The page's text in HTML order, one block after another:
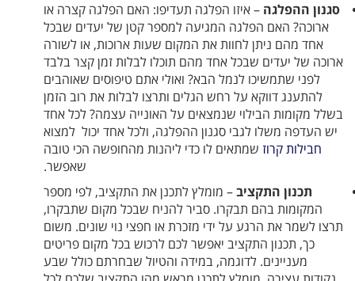
סגנון ההפלגה – איזו הפלגה תעדיפו: האם הפלגה קצרה או
ארוכה? האם הפלגה המגיעה למספר קטן של יעדים שבכל
אחד מהם ניתן לחוות את המקום שעות ארוכות, או לשורה
ארוכה של יעדים שבכל אחד מהם תוכלו לבלות זמן קצר בלבד
לפני שתמשיכו לנמל הבא? ואולי אתם טיפוסים שאוהבים
להתענג דווקא על רחש הגלים ותרצו לבלות את רוב הזמן
בשלל מקומות הבילוי שנמצאים על האונייה עצמה? לכל אחד
יש העדפה משלו לגבי סגנון ההפלגה, ולכל אחד יכול למצוא
חבילות קרוז שמתאים לו כדי ליהנות מהחופשה הכי טובה
שאפשר.
תכנון התקציב– מומלץ לתכנן את התקציב, לפי מספר
המקומות בהם תבקרו. סביר להניח שבכל מקום שתבקרו,
תרצו לשמר את הרגע על ידי מזכרת או חפצי נוי שונים. משום
כך, תכנון התקציב יאפשר לכם לרכוש בכל מקום פריטים
מעניינים. לדוגמה, במידה והטיול שבחרתם כולל שבע